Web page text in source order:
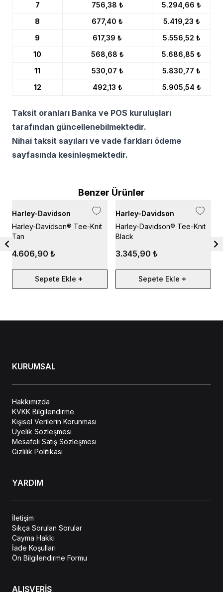
7
756,38 ₺
5.294,66 ₺
8
677,40 ₺
5.419,23 ₺
9
617,39 ₺
5.556,52 ₺
10
568,68 ₺
5.686,85 ₺
11
530,07 ₺
5.830,77 ₺
12
492,13 ₺ 5.905,54 ₺
Taksit oranları Banka ve POS kuruluşları
tarafından güncellenebilmektedir.
Nihai taksit sayıları ve vade farkları ödeme
sayfasında kesinleşmektedir.
Benzer Ürünler
Harley-Davidson
Harley-Davidson® Tee-Knit
Tan
4.606,90 ₺
Sepete Ekle
Harley-Davidson
Harley-Davidson® Tee-Knit
Black
3.345,90 ₺
Sepete Ekle
KURUMSAL
Hakkımızda
KVKK Bilgilendirme
Kişisel Verilerin Korunması
Üyelik Sözleşmesi
Mesafeli Satış Sözleşmesi
Gizlilik Politikası
YARDIM
İletişim
Sıkça Sorulan Sorular
Cayma Hakkı
İade Koşulları
Ön Bilgilendirme Formu
ALIŞVERİŞ